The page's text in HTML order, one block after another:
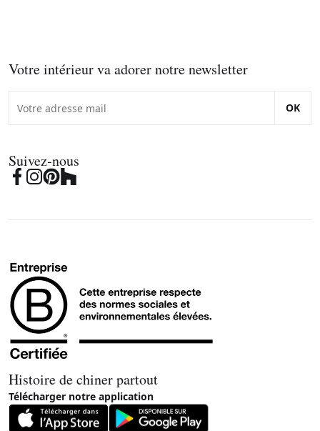
Votre intérieur va adorer notre newsletter
OK
Suivez-nous
Histoire de chiner partout
Télécharger notre application